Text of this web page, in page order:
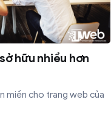
hữu nhiều hơn
miền cho trang web của